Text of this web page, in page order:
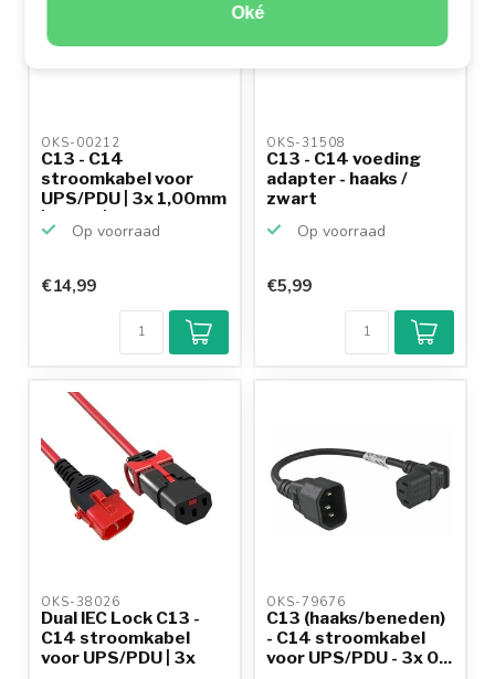
Oké
OKS-00212
C13 - C14
stroomkabel voor
UPS/PDU | 3x 1,00mm
| zwart | ...
Op voorraad
€14,99
OKS-31508
C13 - C14 voeding
adapter - haaks /
zwart
Op voorraad
€5,99
OKS-38026
Dual IEC Lock C13 -
C14 stroomkabel
voor UPS/PDU | 3x
OKS-79676
C13 (haaks/beneden)
- C14 stroomkabel
voor UPS/PDU - 3x 0...